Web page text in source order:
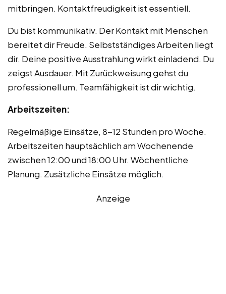
mitbringen. Kontaktfreudigkeit ist essentiell.
Du bist kommunikativ. Der Kontakt mit Menschen
bereitet dir Freude. Selbstständiges Arbeiten liegt
dir. Deine positive Ausstrahlung wirkt einladend. Du
zeigst Ausdauer. Mit Zurückweisung gehst du
professionell um. Teamfähigkeit ist dir wichtig.
Arbeitszeiten:
Regelmäßige Einsätze, 8-12 Stunden pro Woche.
Arbeitszeiten hauptsächlich am Wochenende
zwischen 12:00 und 18:00 Uhr. Wöchentliche
Planung. Zusätzliche Einsätze möglich.
Anzeige